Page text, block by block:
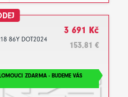
86Y DOT2024
3 691 Kč
153.81 €
ZDARMA - BUDEME VÁS